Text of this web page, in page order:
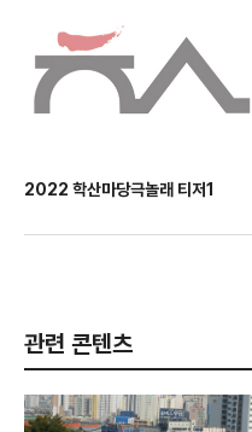
2022 학산마당극놀래 티저1
관련 콘텐츠